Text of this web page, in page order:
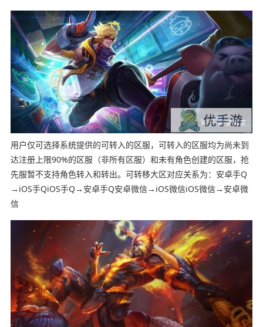
用户仅可选择系统提供的可转入的区服，可转入的区服均为尚未到
达注册上限90%的区服（非所有区服）和未有角色创建的区服，抢
先服暂不支持角色转入和转出。可转移大区对应关系为：安卓手Q
→iOS手QiOS手Q→安卓手Q安卓微信→iOS微信iOS微信→安卓微
信